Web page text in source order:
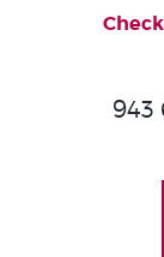
943
HAITZALDE